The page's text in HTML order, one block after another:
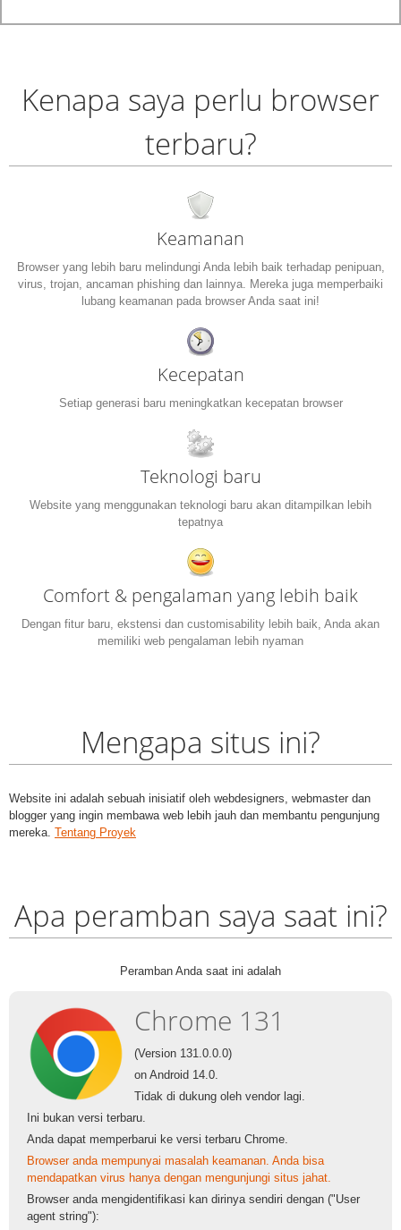
Kenapa saya perlu browser
terbaru?
Keamanan
Browser yang lebih baru melindungi Anda lebih baik terhadap penipuan,
virus, trojan, ancaman phishing dan lainnya. Mereka juga memperbaiki
lubang keamanan pada browser Anda saat ini!
Kecepatan
Setiap generasi baru meningkatkan kecepatan browser
Teknologi baru
Website yang menggunakan teknologi baru akan ditampilkan lebih
tepatnya
Comfort & pengalaman yang lebih baik
Dengan fitur baru, ekstensi dan customisability lebih baik, Anda akan
memiliki web pengalaman lebih nyaman
Mengapa situs ini?
Website ini adalah sebuah inisiatif oleh webdesigners, webmaster dan
blogger yang ingin membawa web lebih jauh dan membantu pengunjung
mereka. Tentang Proyek
Apa peramban saya saat ini?
Peramban Anda saat ini adalah
Chrome 131
(Version 131.0.0.0)
on Android 14.0.
Tidak di dukung oleh vendor lagi.
Ini bukan versi terbaru.
Anda dapat memperbarui ke versi terbaru Chrome.
Browser anda mempunyai masalah keamanan. Anda bisa
mendapatkan virus hanya dengan mengunjungi situs jahat.
Browser anda mengidentifikasi kan dirinya sendiri dengan ("User
agent string"):